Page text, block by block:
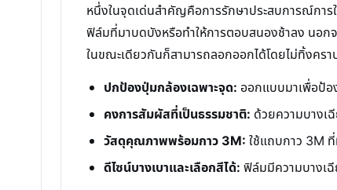
หนึ่งในจุดเด่นสำคัญคือการรักษาประสบการณ์กา
ฟิล์มที่มาบดบังหรือทำให้การตอบสนองช้าลง นอ
ในขณะเดียวกันก็สามารถลอกออกได้โดยไม่ทิ้งคร
ปกป้องปุ่มกล้องเฉพาะจุด: ออกแบบมาเพื่อป้
คงการสัมผัสที่เป็นธรรมชาติ: ด้วยความบางเ
วัสดุคุณภาพพร้อมกาว 3M: ใช้แถบกาว 3M
ดีไซน์บางเบาและเลือกสีได้: ฟิล์มมีความบางเ